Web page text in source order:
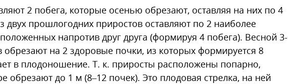
2 побега, которые осенью обрезают, оставляя на них по 4
двух прошлогодних приростов оставляют по 2 наиболее
напротив друг друга (формируя 4 побега). Весной 3-
обрезают на 2 здоровые почки, из которых формируется 8
в плодоношение. Т. к. приросты расположены попарно,
обрезают до 1 м (8–12 почек). Это плодовая стрелка, на ней